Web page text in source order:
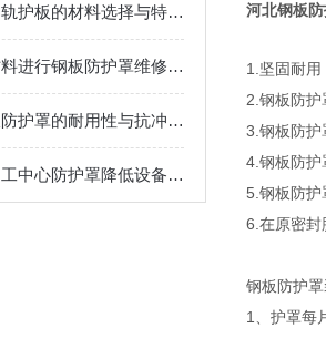
加工中心导轨护板的材料选择与特点说明
选择合适材料进行钢板防护罩维修与更换
小巨人钢板防护罩的耐用性与抗冲击性能分析
如何利用加工中心防护罩降低设备损耗？
河北钢板
1.坚固耐
2.钢板防
3.钢板防护
4.钢板防护
5.钢板防护
6.在原密
钢板防护
1、护罩每